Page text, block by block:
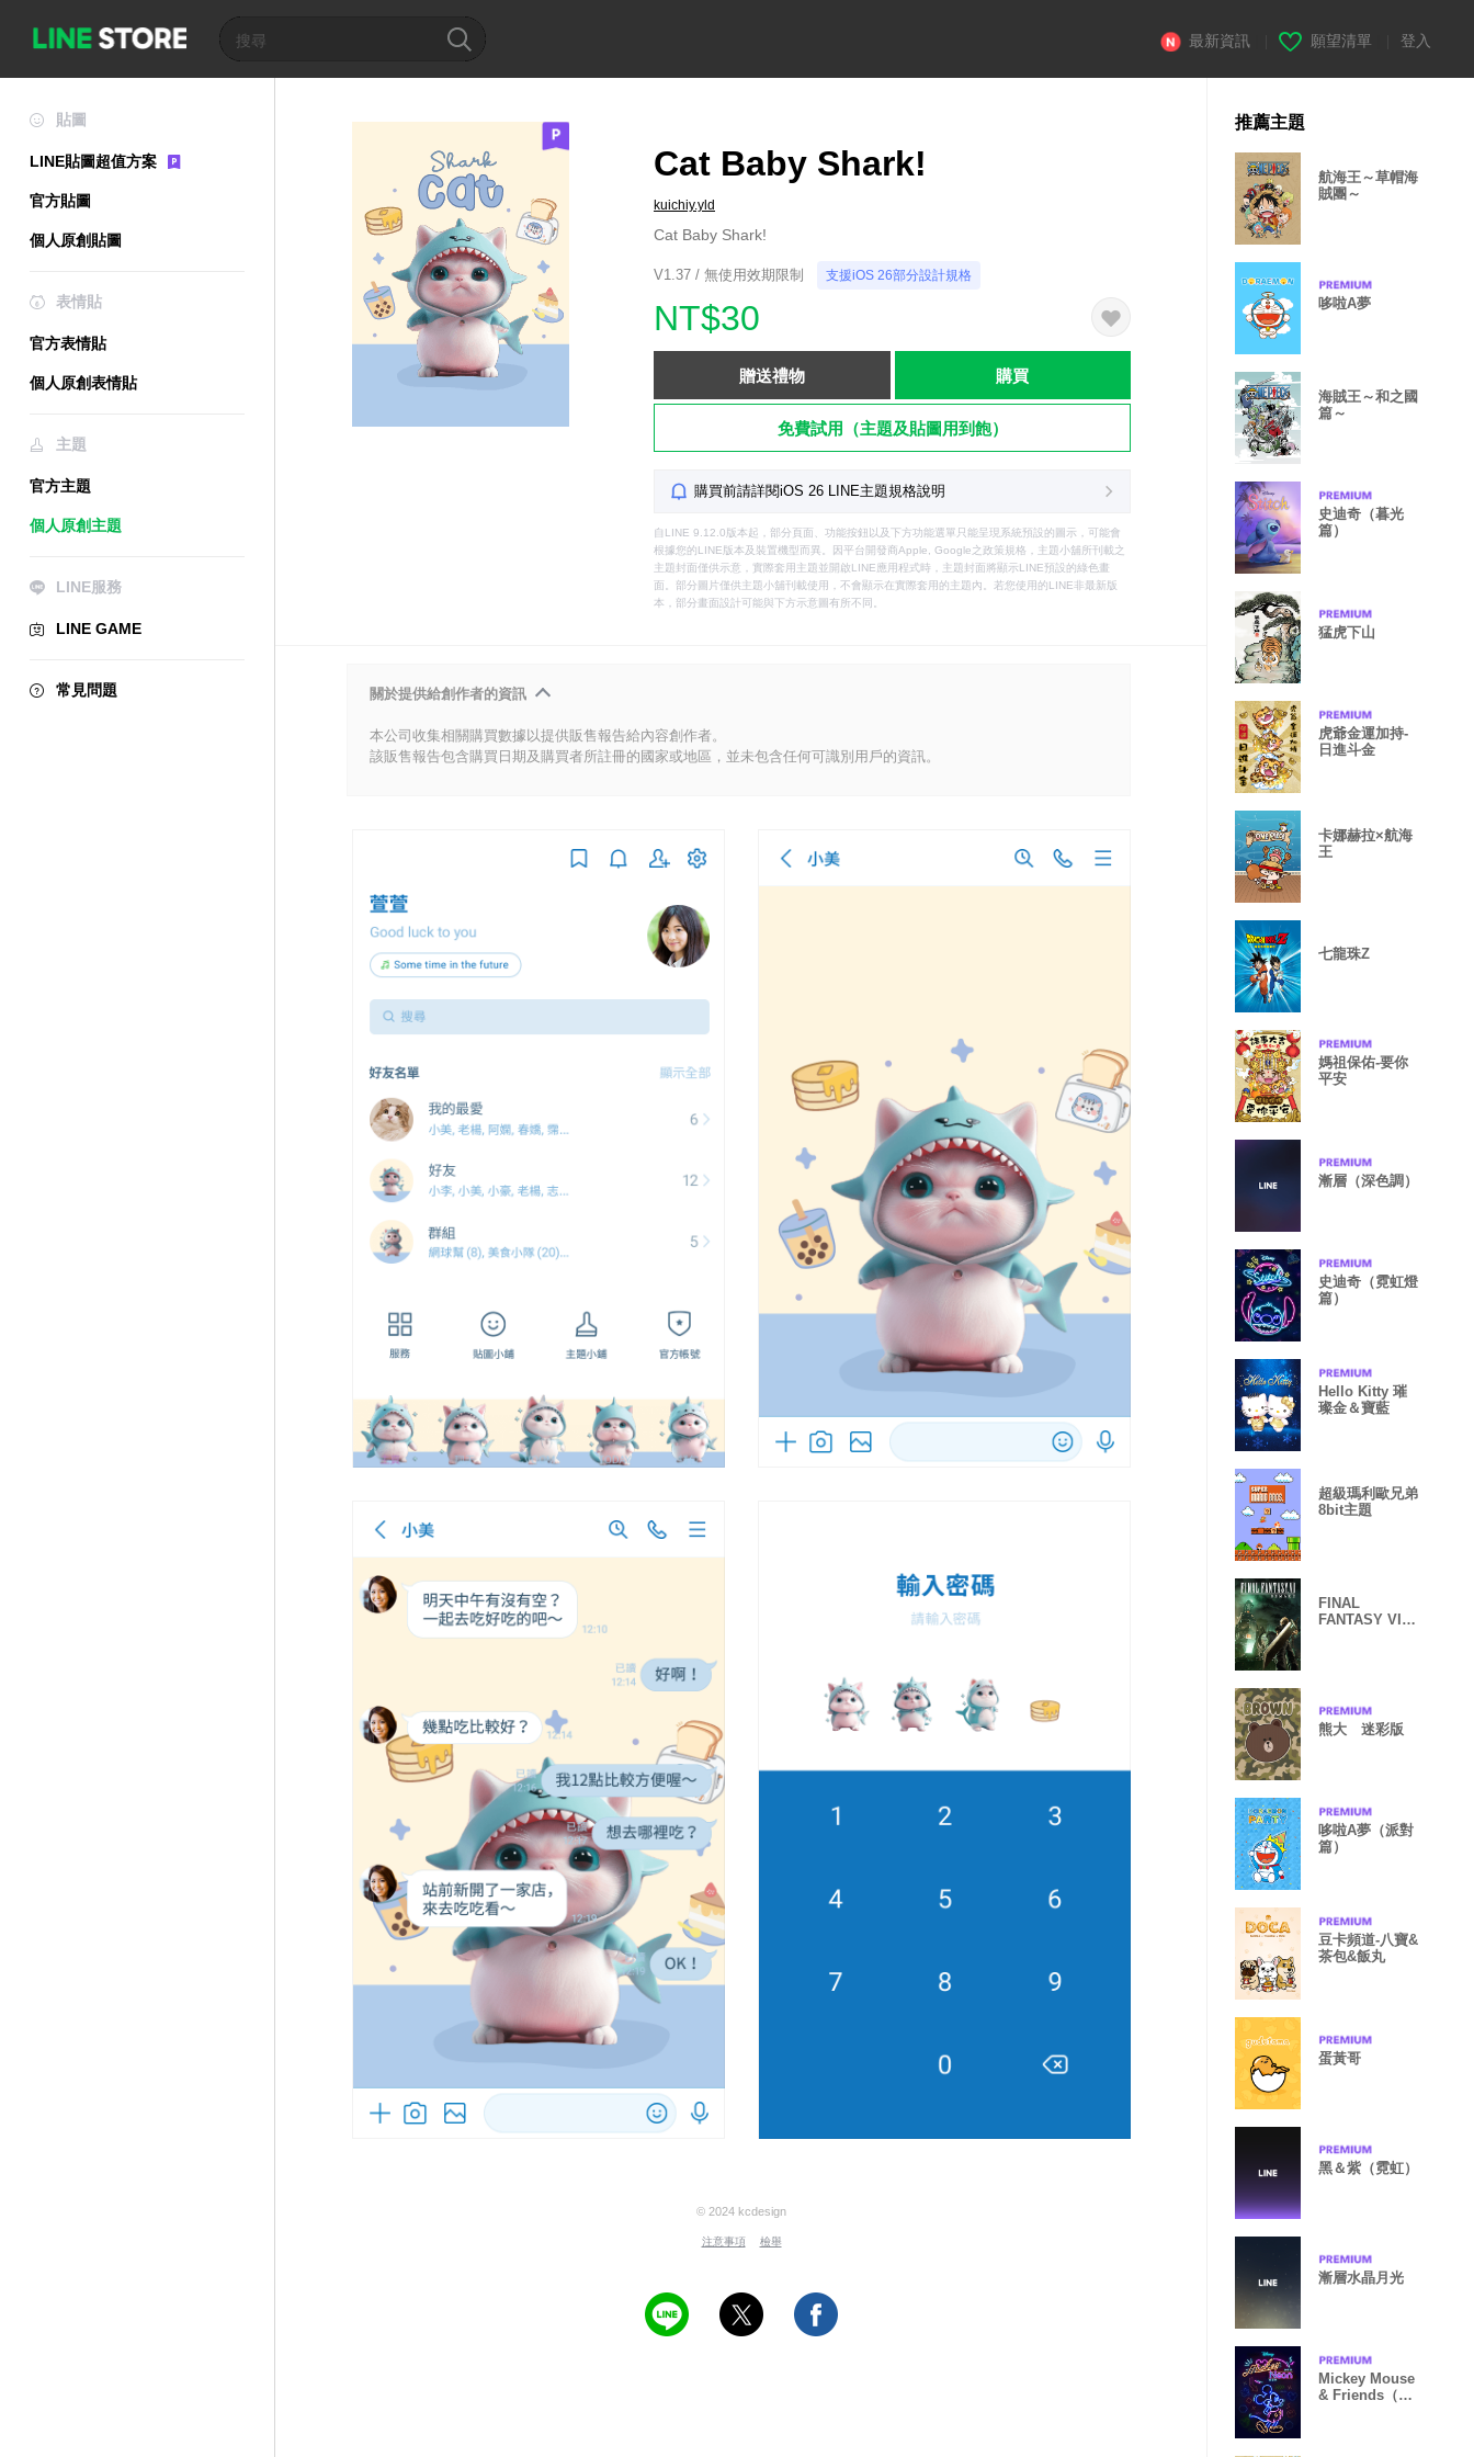
最新資訊 願望清單 登入
貼圖
LINE貼圖超值方案
官方貼圖
個人原創貼圖
表情貼
官方表情貼
個人原創表情貼
主題
官方主題
個人原創主題
LINE服務
LINE GAME
常見問題
Cat Baby Shark!
kuichiy.yld
Cat Baby Shark!
V1.37 / 無使用效期限制 支援iOS 26部分設計規格
NT$30
贈送禮物 購買
免費試用（主題及貼圖用到飽）
購買前請詳閱iOS 26 LINE主題規格說明
自LINE 9.12.0版本起，部分頁面、功能按鈕以及下方功能選單只能呈現系統預設的圖示，可能會
根據您的LINE版本及裝置機型而異。因平台開發商Apple, Google之政策規格，主題小舖所刊載之
主題封面僅供示意，實際套用主題並開啟LINE應用程式時，主題封面將顯示LINE預設的綠色畫
面。部分圖片僅供主題小舖刊載使用，不會顯示在實際套用的主題內。若您使用的LINE非最新版
本，部分畫面設計可能與下方示意圖有所不同。
關於提供給創作者的資訊
本公司收集相關購買數據以提供販售報告給內容創作者。
該販售報告包含購買日期及購買者所註冊的國家或地區，並未包含任何可識別用戶的資訊。
© 2024 kcdesign
注意事項 檢舉
推薦主題
航海王～草帽海
賊團～
哆啦A夢
海賊王～和之國
篇～
史迪奇（暮光
篇）
猛虎下山
虎爺金運加持-
日進斗金
卡娜赫拉×航海
王
七龍珠Z
媽祖保佑-要你
平安
漸層（深色調）
史迪奇（霓虹燈
篇）
Hello Kitty 璀
璨金＆寶藍
超級瑪利歐兄弟
8bit主題
FINAL
FANTASY VII
熊大 迷彩版
哆啦A夢（派對
篇）
豆卡頻道-八寶&
茶包&飯丸
蛋黃哥
黑＆紫（霓虹）
漸層水晶月光
Mickey Mouse
& Friends（霓